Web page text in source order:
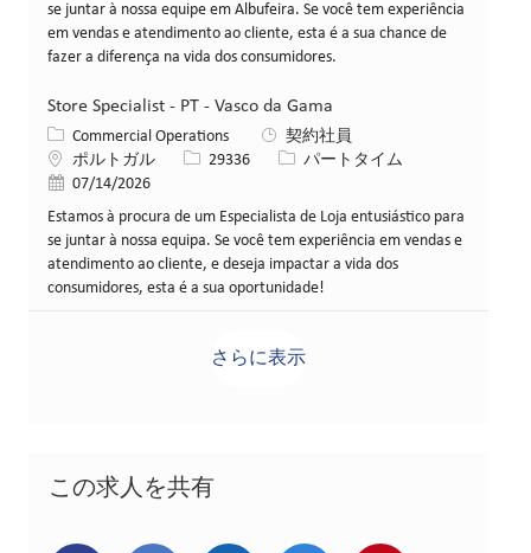
se juntar à nossa equipe em Albufeira. Se você tem experiência
em vendas e atendimento ao cliente, esta é a sua chance de
fazer a diferença na vida dos consumidores.
Store Specialist - PT - Vasco da Gama
カテゴリー
Commercial Operations
契約社員
場所ポルトガル 求人ID29336 役職パートタイム
投稿日07/14/2026
Estamos à procura de um Especialista de Loja entusiástico para
se juntar à nossa equipa. Se você tem experiência em vendas e
atendimento ao cliente, e deseja impactar a vida dos
consumidores, esta é a sua oportunidade!
さらに表示
この求人を共有